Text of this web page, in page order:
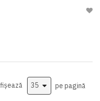
pe pagină